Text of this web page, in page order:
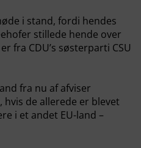
i stand, fordi hendes
stillede hende over
fra CDU’s søsterparti CSU
fra nu af afviser
de allerede er blevet
i et andet EU-land –